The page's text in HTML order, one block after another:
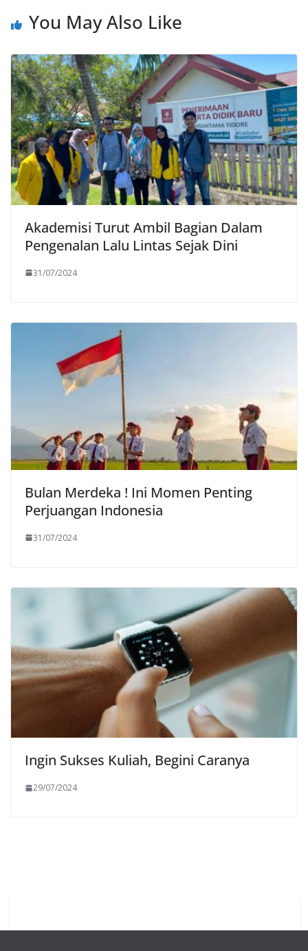
You May Also Like
Akademisi Turut Ambil Bagian Dalam
Pengenalan Lalu Lintas Sejak Dini
31/07/2024
Bulan Merdeka ! Ini Momen Penting
Perjuangan Indonesia
31/07/2024
Ingin Sukses Kuliah, Begini Caranya
29/07/2024